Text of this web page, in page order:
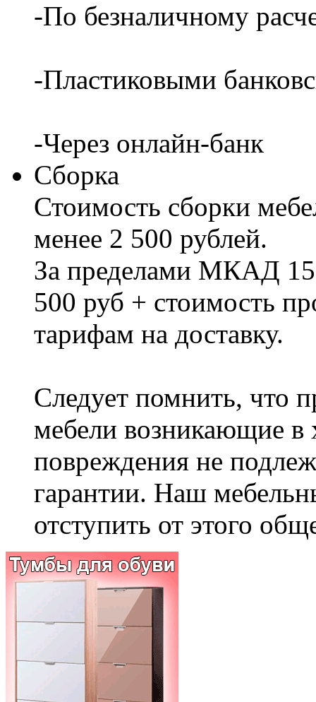
-По безналичному
-Пластиковыми
-Через онлайн-банк
Сборка
Стоимость сборки
менее 2 500 рублей.
За пределами МКАД
500 руб + стоимость
тарифам на доставку.
Следует помнить, что
мебели возникающие в
повреждения не
гарантии. Наш
отступить от этого